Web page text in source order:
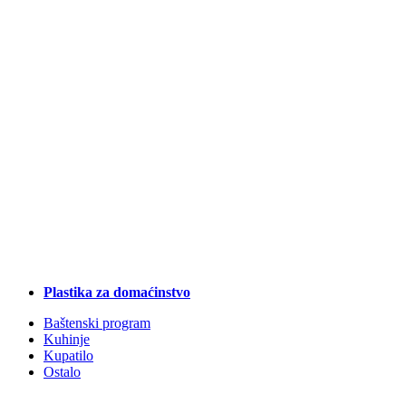
Plastika za domaćinstvo
Baštenski program
Kuhinje
Kupatilo
Ostalo